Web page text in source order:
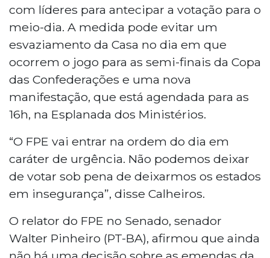
com líderes para antecipar a votação para o
meio-dia. A medida pode evitar um
esvaziamento da Casa no dia em que
ocorrem o jogo para as semi-finais da Copa
das Confederações e uma nova
manifestação, que está agendada para as
16h, na Esplanada dos Ministérios.
“O FPE vai entrar na ordem do dia em
caráter de urgência. Não podemos deixar
de votar sob pena de deixarmos os estados
em insegurança”, disse Calheiros.
O relator do FPE no Senado, senador
Walter Pinheiro (PT-BA), afirmou que ainda